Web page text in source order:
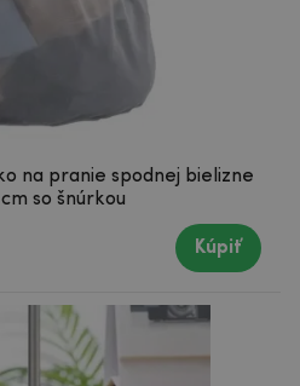
na pranie spodnej bielizne
so šnúrkou
Kúpiť